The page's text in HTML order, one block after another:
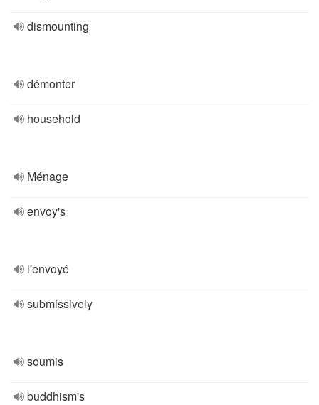
dismounting
démonter
household
Ménage
envoy's
l'envoyé
submissively
soumis
buddhism's